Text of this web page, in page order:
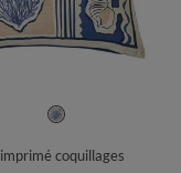
coquillages